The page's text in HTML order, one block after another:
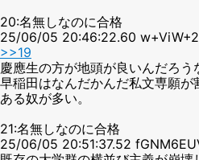
20:名無しなのに合格
25/06/05 20:46:22.60
>>19
慶應生の方が地頭が良いんだろう
早稲田はなんだかんだ私文専願
ある奴が多い。
21:名無しなのに合格
25/06/05 20:51:37.52